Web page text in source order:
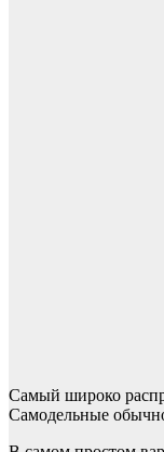
Самый широко
Самодельные